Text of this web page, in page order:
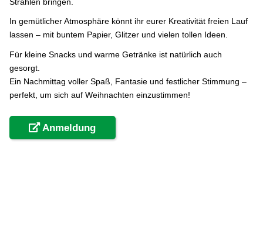
In gemütlicher Atmosphäre könnt ihr eurer Kreativität freien Lauf
lassen – mit buntem Papier, Glitzer und vielen tollen Ideen.
Für kleine Snacks und warme Getränke ist natürlich auch
gesorgt.
Ein Nachmittag voller Spaß, Fantasie und festlicher Stimmung –
perfekt, um sich auf Weihnachten einzustimmen!
Anmeldung